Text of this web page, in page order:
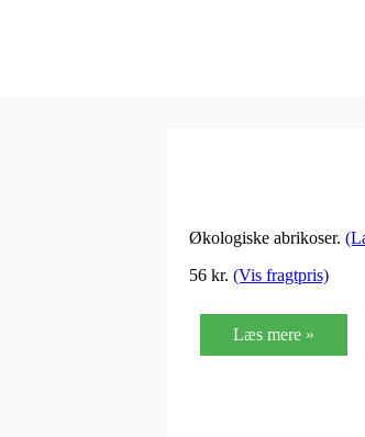
Økologiske abrikoser.
56 kr. (Vis fragtpris)
Læs mere »